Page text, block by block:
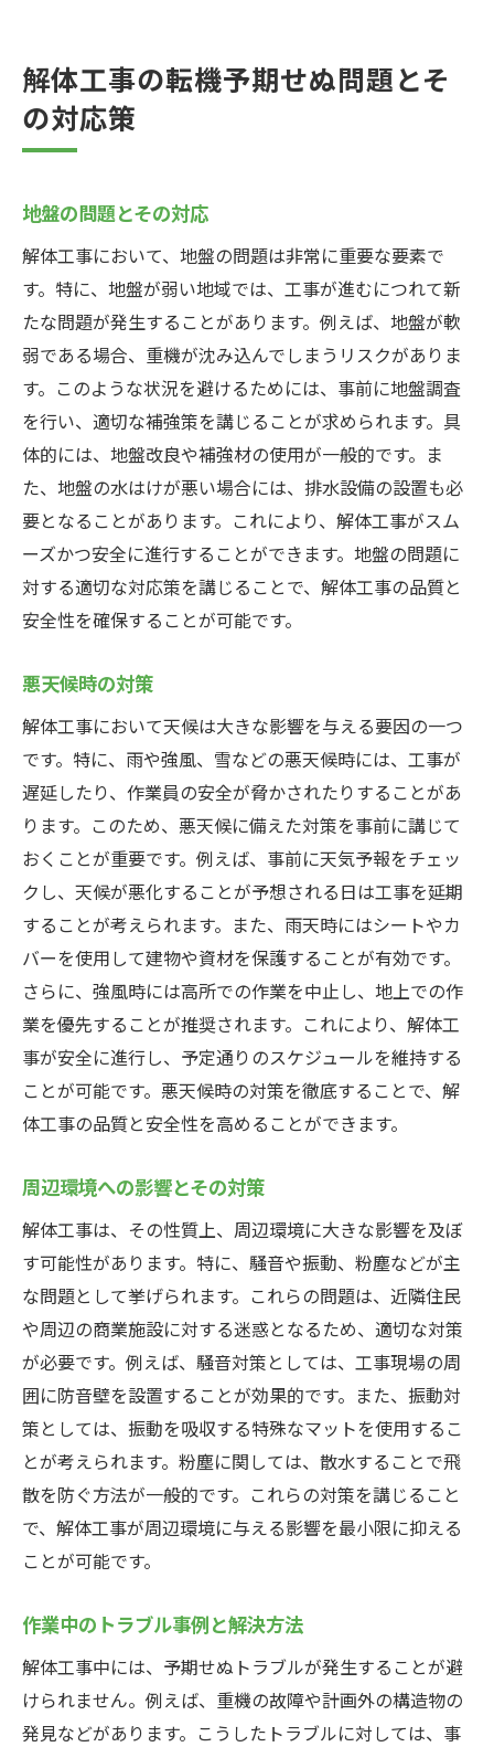
解体工事の転機予期せぬ問題とそ
の対応策
地盤の問題とその対応
解体工事において、地盤の問題は非常に重要な要素で
す。特に、地盤が弱い地域では、工事が進むにつれて新
たな問題が発生することがあります。例えば、地盤が軟
弱である場合、重機が沈み込んでしまうリスクがありま
す。このような状況を避けるためには、事前に地盤調査
を行い、適切な補強策を講じることが求められます。具
体的には、地盤改良や補強材の使用が一般的です。ま
た、地盤の水はけが悪い場合には、排水設備の設置も必
要となることがあります。これにより、解体工事がスム
ーズかつ安全に進行することができます。地盤の問題に
対する適切な対応策を講じることで、解体工事の品質と
安全性を確保することが可能です。
悪天候時の対策
解体工事において天候は大きな影響を与える要因の一つ
です。特に、雨や強風、雪などの悪天候時には、工事が
遅延したり、作業員の安全が脅かされたりすることがあ
ります。このため、悪天候に備えた対策を事前に講じて
おくことが重要です。例えば、事前に天気予報をチェッ
クし、天候が悪化することが予想される日は工事を延期
することが考えられます。また、雨天時にはシートやカ
バーを使用して建物や資材を保護することが有効です。
さらに、強風時には高所での作業を中止し、地上での作
業を優先することが推奨されます。これにより、解体工
事が安全に進行し、予定通りのスケジュールを維持する
ことが可能です。悪天候時の対策を徹底することで、解
体工事の品質と安全性を高めることができます。
周辺環境への影響とその対策
解体工事は、その性質上、周辺環境に大きな影響を及ぼ
す可能性があります。特に、騒音や振動、粉塵などが主
な問題として挙げられます。これらの問題は、近隣住民
や周辺の商業施設に対する迷惑となるため、適切な対策
が必要です。例えば、騒音対策としては、工事現場の周
囲に防音壁を設置することが効果的です。また、振動対
策としては、振動を吸収する特殊なマットを使用するこ
とが考えられます。粉塵に関しては、散水することで飛
散を防ぐ方法が一般的です。これらの対策を講じること
で、解体工事が周辺環境に与える影響を最小限に抑える
ことが可能です。
作業中のトラブル事例と解決方法
解体工事中には、予期せぬトラブルが発生することが避
けられません。例えば、重機の故障や計画外の構造物の
発見などがあります。こうしたトラブルに対しては、事